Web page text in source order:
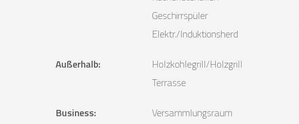
Geschirrspüler
Elektr./Induktionsherd
Außerhalb: Holzkohlegrill/Holzgrill
Terrasse
Business: Versammlungsraum